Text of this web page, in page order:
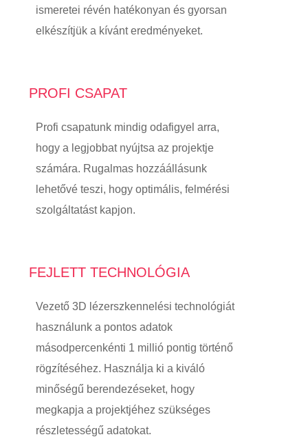
ismeretei révén hatékonyan és gyorsan
elkészítjük a kívánt eredményeket.
PROFI CSAPAT
Profi csapatunk mindig odafigyel arra,
hogy a legjobbat nyújtsa az projektje
számára. Rugalmas hozzáállásunk
lehetővé teszi, hogy optimális, felmérési
szolgáltatást kapjon.
FEJLETT TECHNOLÓGIA
Vezető 3D lézerszkennelési technológiát
használunk a pontos adatok
másodpercenkénti 1 millió pontig történő
rögzítéséhez. Használja ki a kiváló
minőségű berendezéseket, hogy
megkapja a projektjéhez szükséges
részletességű adatokat.